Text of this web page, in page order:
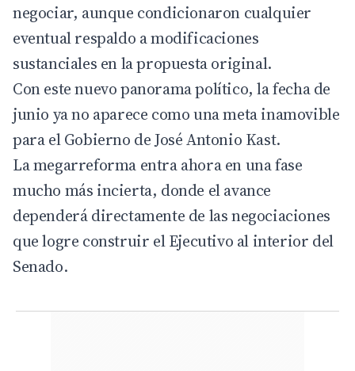
negociar, aunque condicionaron cualquier
eventual respaldo a modificaciones
sustanciales en la propuesta original.
Con este nuevo panorama político, la fecha de
junio ya no aparece como una meta inamovible
para el Gobierno de José Antonio Kast.
La megarreforma entra ahora en una fase
mucho más incierta, donde el avance
dependerá directamente de las negociaciones
que logre construir el Ejecutivo al interior del
Senado.